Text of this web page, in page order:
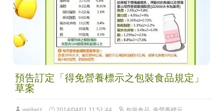
預告訂定「得免營養標示之包裝食品規定」
草案